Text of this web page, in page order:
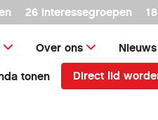
26 interessegroepen
Over ons Nieuws
tonen Direct lid